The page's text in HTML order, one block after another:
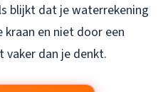
blijkt dat je waterrekening
en niet door een
vaker dan je denkt.